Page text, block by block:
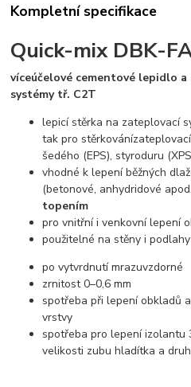
Kompletní specifikace
Quick-mix DBK-
víceúčelové cementové lepidlo
systémy tř. C2T
lepicí stěrka na zateplovací
tak pro
šedého (EPS), styroduru
vhodné k lepení běžných
(betonové, anhydridové
topením
pro vnitřní i venkovní lepení
použitelné na stěny i podlahy
po vytvrdnutí mrazuvzdorné
zrnitost 0–0,6 mm
spotřeba při lepení obkladů
vrstvy
spotřeba pro lepení izolantu
velikosti zubu hladítka a